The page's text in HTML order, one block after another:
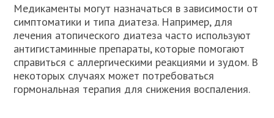
Медикаменты могут назначаться в зависимости от
симптоматики и типа диатеза. Например, для
лечения атопического диатеза часто используют
антигистаминные препараты, которые помогают
справиться с аллергическими реакциями и зудом. В
некоторых случаях может потребоваться
гормональная терапия для снижения воспаления.